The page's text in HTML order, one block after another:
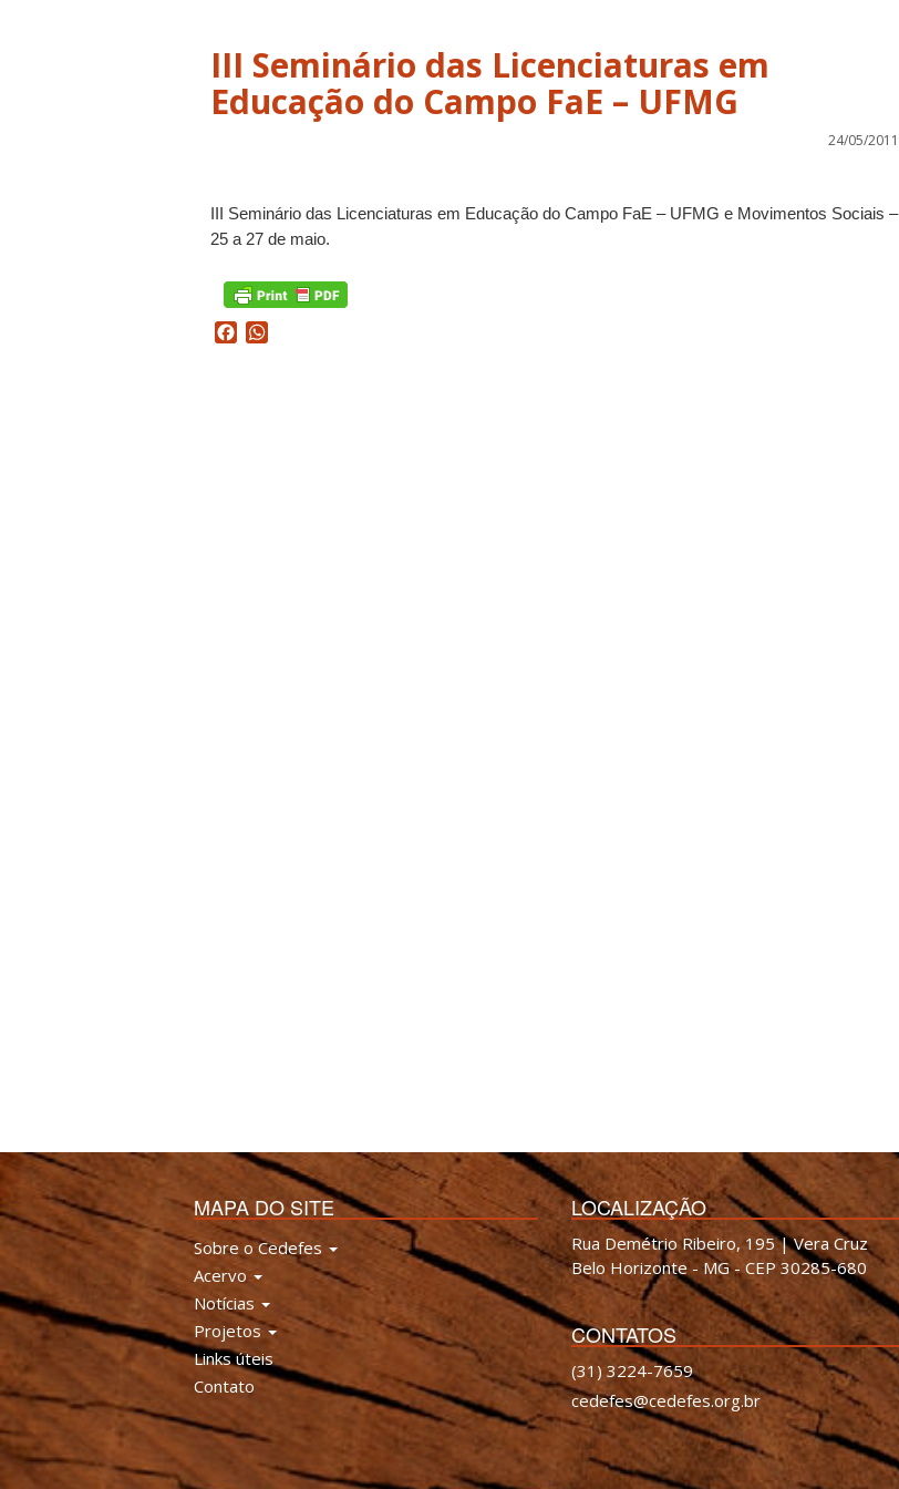
III Seminário das Licenciaturas em
Educação do Campo FaE – UFMG
24/05/2011
III Seminário das Licenciaturas em Educação do Campo FaE – UFMG e Movimentos Sociais –
25 a 27 de maio.
Facebook
MAPA DO SITE
Sobre o Cedefes
Acervo
Notícias
Projetos
Links úteis
Contato
LOCALIZAÇÃO
Rua Demétrio Ribeiro, 195 | Vera Cruz
Belo Horizonte - MG - CEP 30285-680
CONTATOS
(31) 3224-7659
cedefes@cedefes.org.br